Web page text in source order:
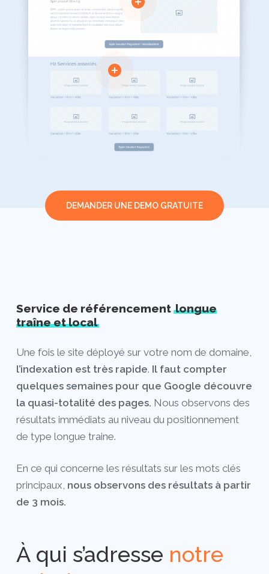
Close
Close
Close
Close
Close
DEMANDER UNE DEMO GRATUITE
Service de référencement longue
traîne et local
Une fois le site déployé sur votre nom de domaine,
l’indexation est très rapide. Il faut compter
quelques semaines pour que Google découvre
la quasi-totalité des pages. Nous observons des
résultats immédiats au niveau du positionnement
de type longue traine.
En ce qui concerne les résultats sur les mots clés
principaux, nous observons des résultats à partir
de 3 mois.
À qui s’adresse notre